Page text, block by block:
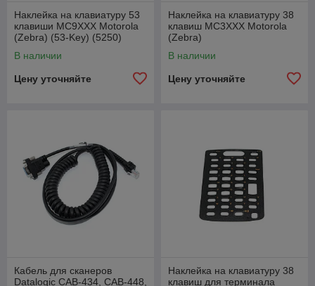
Наклейка на клавиатуру 53
клавиши MC9XXX Motorola
(Zebra) (53-Key) (5250)
В наличии
Цену уточняйте
Наклейка на клавиатуру 38
клавиш MC3XXX Motorola
(Zebra)
В наличии
Цену уточняйте
Кабель для сканеров
Datalogic CAB-434, CAB-448,
Наклейка на клавиатуру 38
клавиш для терминала